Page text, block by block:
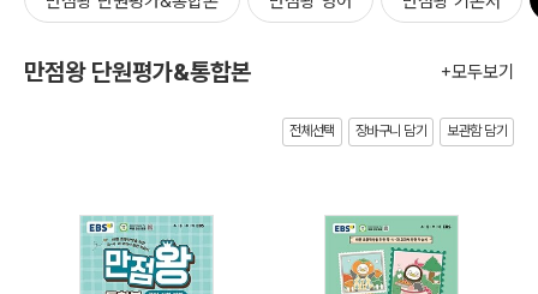
만점왕 단원평가&통합본 +모두보기
전체선택 장바구니 담기 보관함 담기